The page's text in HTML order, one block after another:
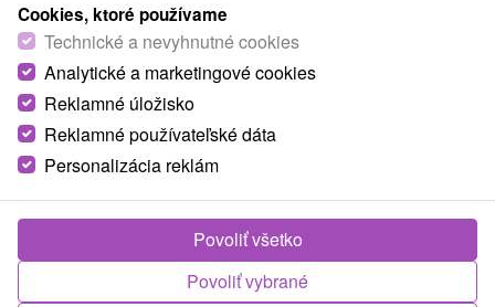
Family holidays Galanda: Rodinná dovolenka
s celodenným vstupom do aquaparku
Moderné Kúpele Turčianske Teplice
Polpenzia
Užijete si neobmedzený aquapark, polpenziu v
hoteli Veľká Fatra a pre deti sú pripravené zábavné
Cookies, ktoré používame
Technické a nevyhnutné cookies
Analytické a marketingové cookies
Reklamné úložisko
Reklamné používateľské dáta
Personalizácia reklám
Povoliť vybrané
Povoliť všetko